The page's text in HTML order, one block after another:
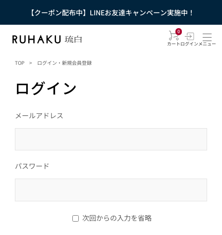
【クーポン配布中】LINEお友達キャンペーン実施中！
0
カートログインメニュー
TOP > ログイン・新規会員登録
ログイン
メールアドレス
パスワード
次回からの入力を省略